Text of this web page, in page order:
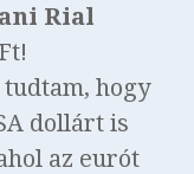
Rial
hogy
dollárt is
az eurót